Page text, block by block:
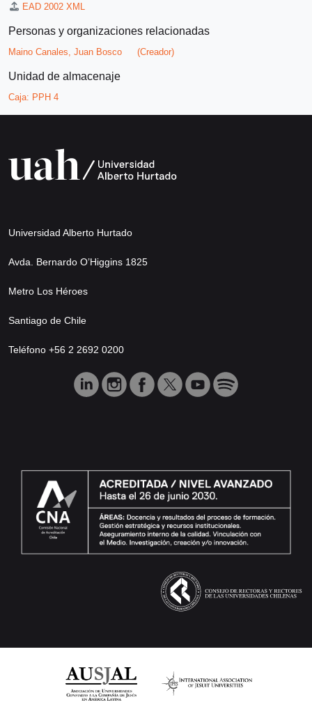
EAD 2002 XML
Personas y organizaciones relacionadas
Maino Canales, Juan Bosco (Creador)
Unidad de almacenaje
Caja: PPH 4
Universidad Alberto Hurtado
Avda. Bernardo O’Higgins 1825
Metro Los Héroes
Santiago de Chile
Teléfono +56 2 2692 0200